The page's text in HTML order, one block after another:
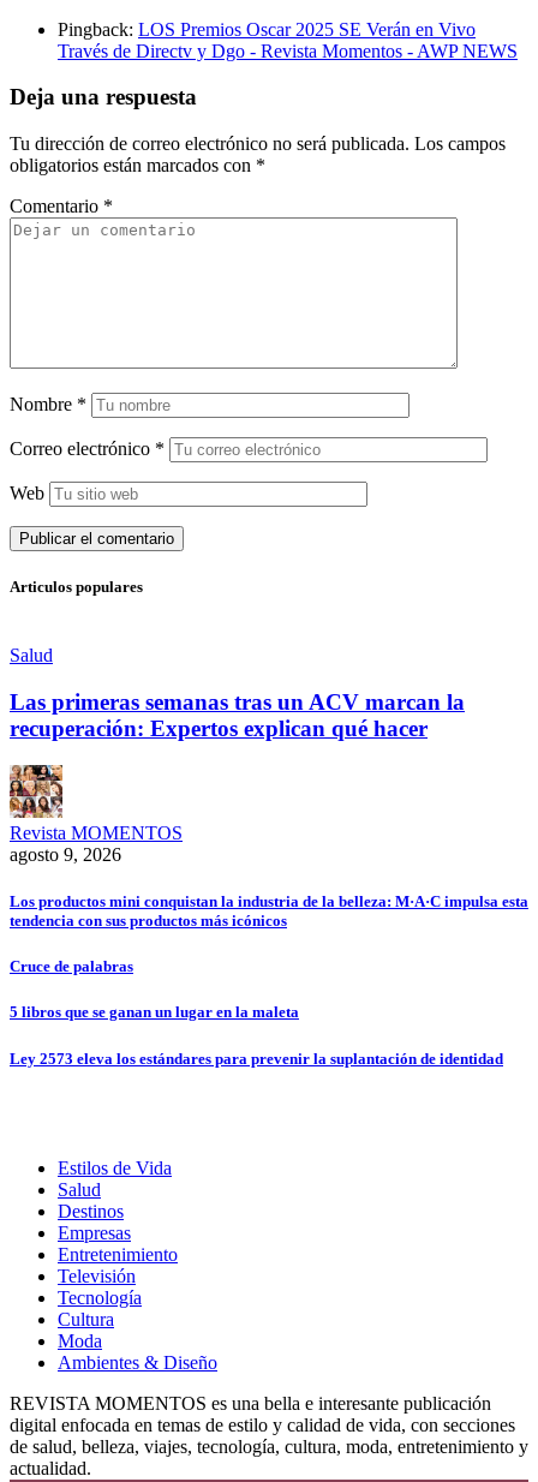
Pingback: LOS Premios Oscar 2025 SE Verán en Vivo
Través de Directv y Dgo - Revista Momentos - AWP NEWS
Deja una respuesta
Tu dirección de correo electrónico no será publicada. Los campos
obligatorios están marcados con *
Comentario *
Nombre *
Correo electrónico *
Web
Articulos populares
Salud
Las primeras semanas tras un ACV marcan la
recuperación: Expertos explican qué hacer
Revista MOMENTOS
agosto 9, 2026
Los productos mini conquistan la industria de la belleza: M·A·C impulsa esta
tendencia con sus productos más icónicos
Cruce de palabras
5 libros que se ganan un lugar en la maleta
Ley 2573 eleva los estándares para prevenir la suplantación de identidad
Estilos de Vida
Salud
Destinos
Empresas
Entretenimiento
Televisión
Tecnología
Cultura
Moda
Ambientes & Diseño
REVISTA MOMENTOS es una bella e interesante publicación
digital enfocada en temas de estilo y calidad de vida, con secciones
de salud, belleza, viajes, tecnología, cultura, moda, entretenimiento y
actualidad.